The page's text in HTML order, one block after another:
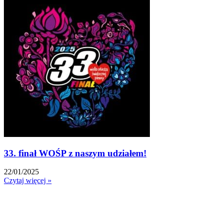
33. finał WOŚP z naszym udziałem!
22/01/2025
Czytaj więcej »